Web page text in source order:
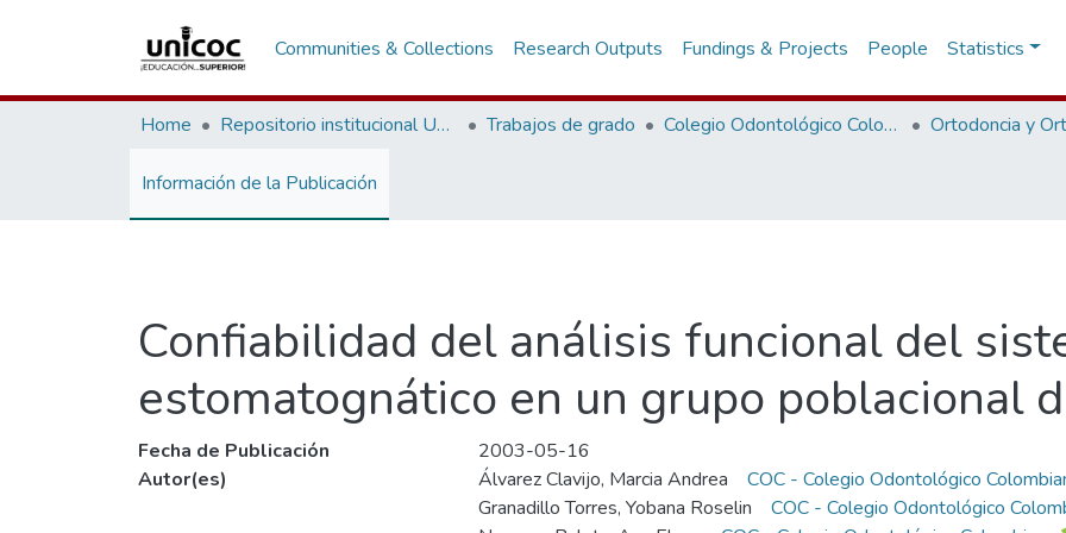
Communities & Collections Research Outputs Fundings & Projects People Statistics
Home Repositorio institucional Unicoc, RI-unicoc Trabajos de grado Colegio Odontológico Colombiano
Información de la Publicación
Confiabilidad del análisis funcional del
estomatognático en un grupo poblacional
Fecha de Publicación
2003-05-16
Autor(es)
Álvarez Clavijo, Marcia Andrea
COC - Colegio Odontológico
Granadillo Torres, Yobana Roselin
COC - Colegio Odontológico